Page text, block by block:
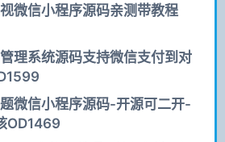
微信小程序源码亲测带教程
理系统源码支持微信支付到对
微信小程序源码-开源可二开-
OD1469